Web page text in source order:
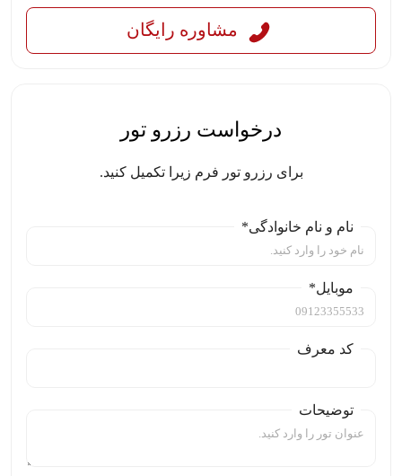
مشاوره رایگان
درخواست رزرو تور
برای رزرو تور فرم زیرا تکمیل کنید.
نام و نام خانوادگی*
موبایل*
کد معرف
توضیحات